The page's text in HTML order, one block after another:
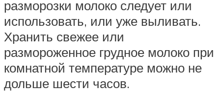
разморозки молоко следует или
использовать, или уже выливать.
Хранить свежее или
размороженное грудное молоко при
комнатной температуре можно не
дольше шести часов.